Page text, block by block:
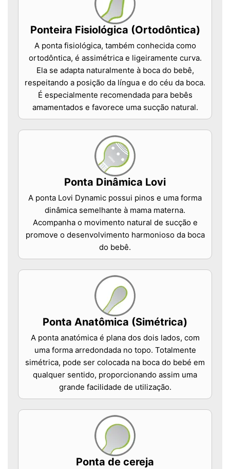
Ponteira Fisiológica (Ortodôntica)
A ponta fisiológica, também conhecida como
ortodôntica, é assimétrica e ligeiramente curva.
Ela se adapta naturalmente à boca do bebê,
respeitando a posição da língua e do céu da boca.
É especialmente recomendada para bebês
amamentados e favorece uma sucção natural.
Ponta Dinâmica Lovi
A ponta Lovi Dynamic possui pinos e uma forma
dinâmica semelhante à mama materna.
Acompanha o movimento natural de sucção e
promove o desenvolvimento harmonioso da boca
do bebê.
Ponta Anatômica (Simétrica)
A ponta anatómica é plana dos dois lados, com
uma forma arredondada no topo. Totalmente
simétrica, pode ser colocada na boca do bebé em
qualquer sentido, proporcionando assim uma
grande facilidade de utilização.
Ponta de cereja